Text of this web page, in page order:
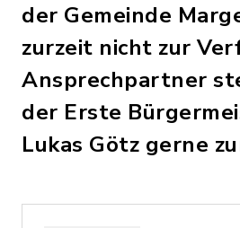
der Gemeinde
zurzeit nicht zur
Ansprechpartner
der Erste
Lukas Götz gerne